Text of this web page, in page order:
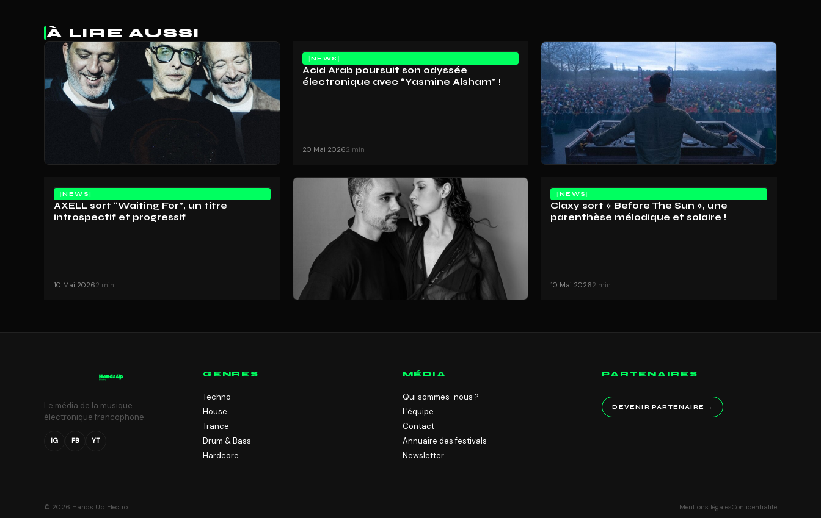
À LIRE AUSSI
NEWS
Acid Arab poursuit son odyssée
électronique avec “Yasmine Alsham” !
20 Mai 20262 min
NEWS
AXELL sort “Waiting For”, un titre
introspectif et progressif
10 Mai 20262 min
NEWS
Claxy sort « Before The Sun », une
parenthèse mélodique et solaire !
10 Mai 20262 min
Le média de la musique
électronique francophone.
IG FB YT
GENRES
Techno
House
Trance
Drum & Bass
Hardcore
MÉDIA
Qui sommes-nous ?
L'équipe
Contact
Annuaire des festivals
Newsletter
PARTENAIRES
DEVENIR PARTENAIRE →
© 2026 Hands Up Electro. Mentions légalesConfidentialité